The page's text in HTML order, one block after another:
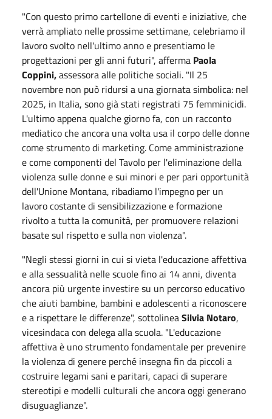
"Con questo primo cartellone di eventi e iniziative, che
verrà ampliato nelle prossime settimane, celebriamo il
lavoro svolto nell'ultimo anno e presentiamo le
progettazioni per gli anni futuri", afferma Paola
Coppini,assessora alle politiche sociali. "Il 25
novembre non può ridursi a una giornata simbolica: nel
2025, in Italia, sono già stati registrati 75 femminicidi.
L'ultimo appena qualche giorno fa, con un racconto
mediatico che ancora una volta usa il corpo delle donne
come strumento di marketing. Come amministrazione
e come componenti del Tavolo per l'eliminazione della
violenza sulle donne e sui minori e per pari opportunità
dell'Unione Montana, ribadiamo l'impegno per un
lavoro costante di sensibilizzazione e formazione
rivolto a tutta la comunità, per promuovere relazioni
basate sul rispetto e sulla non violenza".
"Negli stessi giorni in cui si vieta l'educazione affettiva
e alla sessualità nelle scuole fino ai 14 anni, diventa
ancora più urgente investire su un percorso educativo
che aiuti bambine, bambini e adolescenti a riconoscere
e a rispettare le differenze", sottolineaSilvia Notaro,
vicesindaca con delega alla scuola. "L'educazione
affettiva è uno strumento fondamentale per prevenire
la violenza di genere perché insegna fin da piccoli a
costruire legami sani e paritari, capaci di superare
stereotipi e modelli culturali che ancora oggi generano
disuguaglianze".